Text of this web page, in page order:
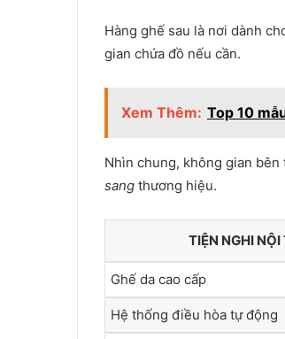
Hàng ghế sau là nơi dành
gian chứa đồ nếu cần.
Xem Thêm: Top 10
Nhìn chung, không gian bên
sang thương hiệu.
TIỆN NGHI NỘI
Ghế da cao cấp
Hệ thống điều hòa tự động